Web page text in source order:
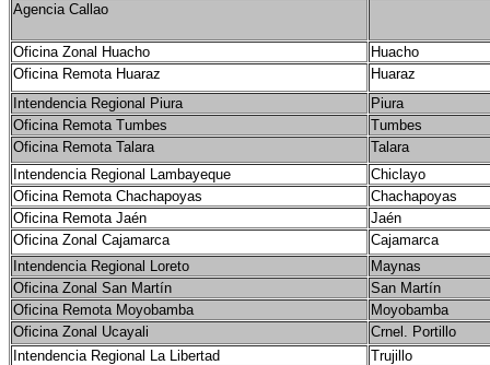
Agencia Callao
Oficina Zonal Huacho
Huacho
Oficina Remota Huaraz
Huaraz
Intendencia Regional Piura
Piura
Oficina Remota Tumbes
Tumbes
Oficina Remota Talara
Talara
Intendencia Regional Lambayeque
Chiclayo
Oficina Remota Chachapoyas
Chachapoyas
Oficina Remota Jaén
Jaén
Oficina Zonal Cajamarca
Cajamarca
Intendencia Regional Loreto
Maynas
Oficina Zonal San Martín
San Martín
Oficina Remota Moyobamba
Moyobamba
Oficina Zonal Ucayali
Crnel. Portillo
Intendencia Regional La Libertad
Trujillo